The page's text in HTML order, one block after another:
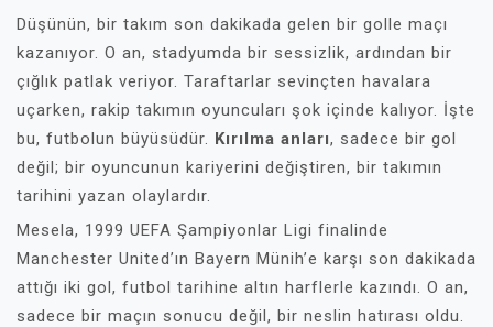
Düşünün, bir takım son dakikada gelen bir golle maçı
kazanıyor. O an, stadyumda bir sessizlik, ardından bir
çığlık patlak veriyor. Taraftarlar sevinçten havalara
uçarken, rakip takımın oyuncuları şok içinde kalıyor. İşte
bu, futbolun büyüsüdür. Kırılma anları, sadece bir gol
değil; bir oyuncunun kariyerini değiştiren, bir takımın
tarihini yazan olaylardır.
Mesela, 1999 UEFA Şampiyonlar Ligi finalinde
Manchester United’ın Bayern Münih’e karşı son dakikada
attığı iki gol, futbol tarihine altın harflerle kazındı. O an,
sadece bir maçın sonucu değil, bir neslin hatırası oldu.